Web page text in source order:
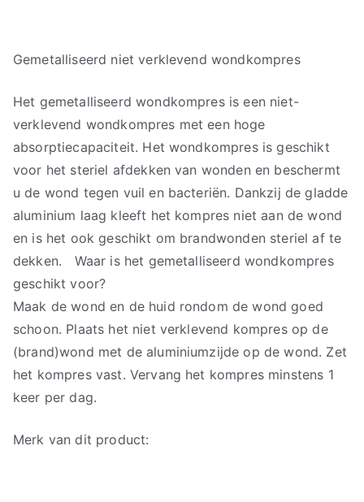
Gemetalliseerd niet verklevend wondkompres
Het gemetalliseerd wondkompres is een niet-
verklevend wondkompres met een hoge
absorptiecapaciteit. Het wondkompres is geschikt
voor het steriel afdekken van wonden en beschermt
u de wond tegen vuil en bacteriën. Dankzij de gladde
aluminium laag kleeft het kompres niet aan de wond
en is het ook geschikt om brandwonden steriel af te
dekken. Waar is het gemetalliseerd wondkompres
geschikt voor?
Maak de wond en de huid rondom de wond goed
schoon. Plaats het niet verklevend kompres op de
(brand)wond met de aluminiumzijde op de wond. Zet
het kompres vast. Vervang het kompres minstens 1
keer per dag.
Merk van dit product: